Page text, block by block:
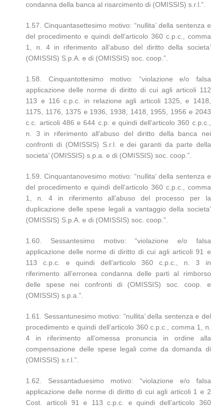
condanna della banca al risarcimento di (OMISSIS) s.r.l.”.
1.57. Cinquantasettesimo motivo: “nullita’ della sentenza e
del procedimento e quindi dell’articolo 360 c.p.c., comma
1, n. 4 in riferimento all’abuso del diritto della societa’
(OMISSIS) S.p.A. e di (OMISSIS) soc. coop.”.
1.58. Cinquantottesimo motivo: “violazione e/o falsa
applicazione delle norme di diritto di cui agli articoli 112
113 e 116 c.p.c. in relazione agli articoli 1325, e 1418,
1175, 1176, 1375 e 1936, 1938, 1418, 1955, 1956 e 2043
c.c. articoli 486 e 644 c.p. e quindi dell’articolo 360 c.p.c.,
n. 3 in riferimento all’abuso del diritto della banca nei
confronti di (OMISSIS) S.r.l. e dei garanti da parte della
societa’ (OMISSIS) s.p.a. e di (OMISSIS) soc. coop.”.
1.59. Cinquantanovesimo motivo: “nullita’ della sentenza e
del procedimento e quindi dell’articolo 360 c.p.c., comma
1, n. 4 in riferimento all’abuso del processo per la
duplicazione delle spese legali a vantaggio della societa’
(OMISSIS) S.p.A. e di (OMISSIS) soc. coop.”.
1.60. Sessantesimo motivo: “violazione e/o falsa
applicazione delle norme di diritto di cui agli articoli 91 e
113 c.p.c. e quindi dell’articolo 360 c.p.c., n. 3 in
riferimento all’erronea condanna delle parti al rimborso
delle spese nei confronti di (OMISSIS) soc. coop. e
(OMISSIS) s.p.a.”.
1.61. Sessantunesimo motivo: “nullita’ della sentenza e del
procedimento e quindi dell’articolo 360 c.p.c., comma 1, n.
4 in riferimento all’omessa pronuncia in ordine alla
compensazione delle spese legali come da domanda di
(OMISSIS) s.r.l.”.
1.62. Sessantaduesimo motivo: “violazione e/o falsa
applicazione delle norme di diritto di cui agli articoli 1 e 2
Cost. articoli 91 e 113 c.p.c. e quindi dell’articolo 360